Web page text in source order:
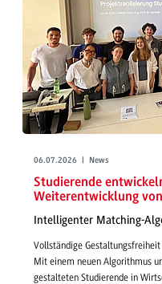
06.07.2026 | News
Studierende
Weiterentwicklung
Intelligenter Matching-
Vollständige
Mit einem neuen Algorithmus
gestalteten Studierende in